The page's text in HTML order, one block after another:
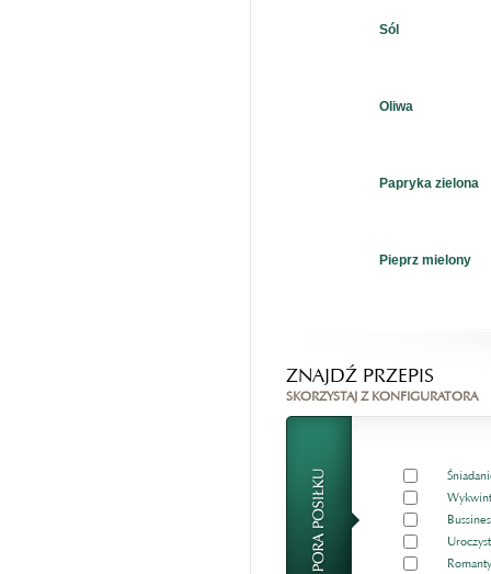
Sól
Oliwa
Papryka zielona
Pieprz mielony
ZNAJDŹ PRZEPIS
SKORZYSTAJ Z KONFIGURATORA